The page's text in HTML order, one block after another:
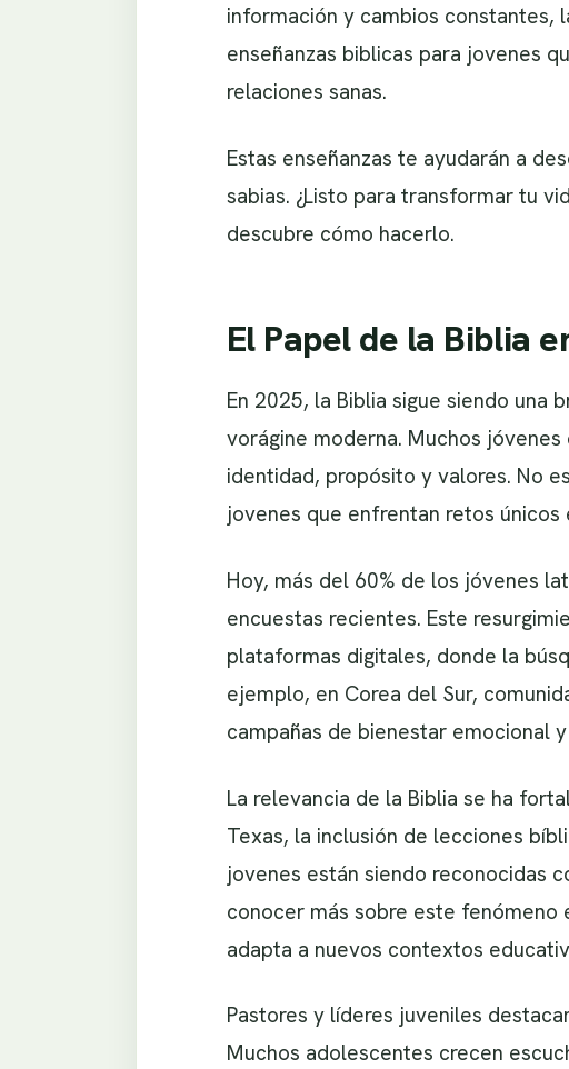
información y cambios constantes,
enseñanzas biblicas para jovenes
relaciones sanas.
Estas enseñanzas te ayudarán a
sabias. ¿Listo para transformar tu
descubre cómo hacerlo.
El Papel de la Biblia
En 2025, la Biblia sigue siendo una
vorágine moderna. Muchos
identidad, propósito y valores. No
jovenes que enfrentan retos únicos
Hoy, más del 60% de los jóvenes
encuestas recientes. Este
plataformas digitales, donde la
ejemplo, en Corea del Sur,
campañas de bienestar emocional
La relevancia de la Biblia se ha
Texas, la inclusión de lecciones
jovenes están siendo reconocidas
conocer más sobre este fenómeno
adapta a nuevos contextos
Pastores y líderes juveniles
Muchos adolescentes crecen